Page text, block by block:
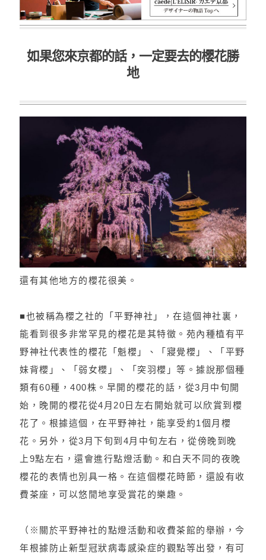
如果您來京都的話，一定要去的櫻花勝
地
還有其他地方的櫻花很美。
■也被稱為櫻之社的「平野神社」，在這個神社裏，
能看到很多非常罕見的櫻花是其特徵。苑內種植有平
野神社代表性的櫻花「魁櫻」、「寢覺櫻」、「平野
妹背櫻」、「弱女櫻」、「突羽櫻」等。據說那個種
類有60種，400株。早開的櫻花的話，從3月中旬開
始，晚開的櫻花從4月20日左右開始就可以欣賞到櫻
花了。根據這個，在平野神社，能享受約1個月櫻
花。另外，從3月下旬到4月中旬左右，從傍晚到晚
上9點左右，還會進行點燈活動。和白天不同的夜晚
櫻花的表情也別具一格。在這個櫻花時節，還設有收
費茶座，可以悠閒地享受賞花的樂趣。
（※關於平野神社的點燈活動和收費茶館的舉辦，今
年根據防止新型冠狀病毒感染症的觀點等出發，有可